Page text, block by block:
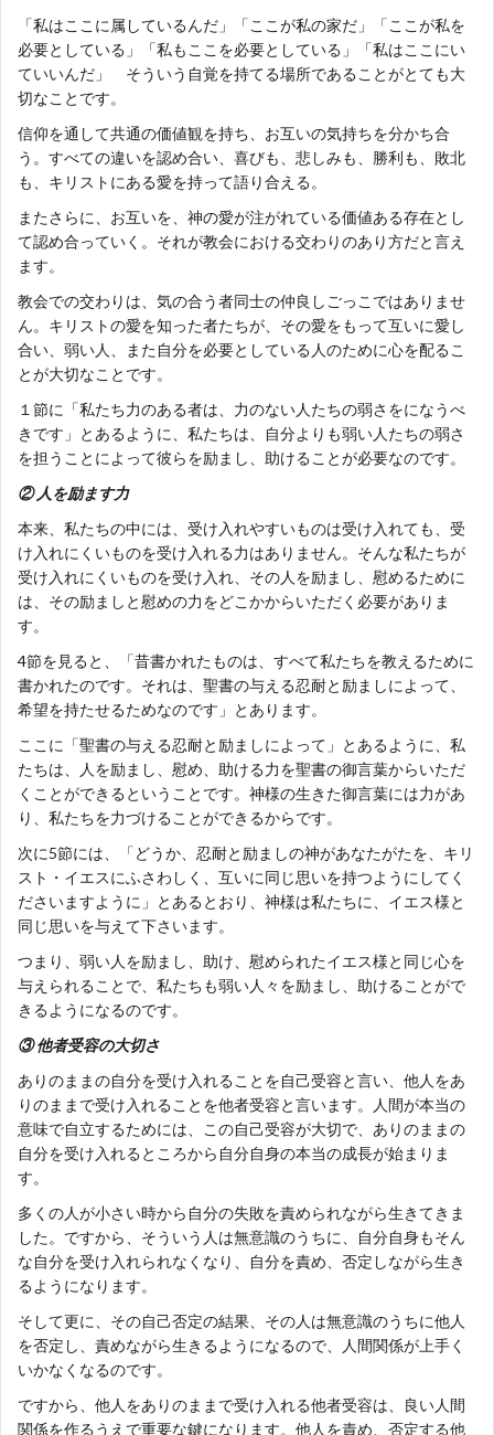
「私はここに属しているんだ」「ここが私の家だ」「ここが私を
必要としている」「私もここを必要としている」「私はここにい
ていいんだ」 そういう自覚を持てる場所であることがとても大
切なことです。
信仰を通して共通の価値観を持ち、お互いの気持ちを分かち合
う。すべての違いを認め合い、喜びも、悲しみも、勝利も、敗北
も、キリストにある愛を持って語り合える。
またさらに、お互いを、神の愛が注がれている価値ある存在とし
て認め合っていく。それが教会における交わりのあり方だと言え
ます。
教会での交わりは、気の合う者同士の仲良しごっこではありませ
ん。キリストの愛を知った者たちが、その愛をもって互いに愛し
合い、弱い人、また自分を必要としている人のために心を配るこ
とが大切なことです。
１節に「私たち力のある者は、力のない人たちの弱さをになうべ
きです」とあるように、私たちは、自分よりも弱い人たちの弱さ
を担うことによって彼らを励まし、助けることが必要なのです。
② 人を励ます力
本来、私たちの中には、受け入れやすいものは受け入れても、受
け入れにくいものを受け入れる力はありません。そんな私たちが
受け入れにくいものを受け入れ、その人を励まし、慰めるために
は、その励ましと慰めの力をどこかからいただく必要がありま
す。
4節を見ると、「昔書かれたものは、すべて私たちを教えるために
書かれたのです。それは、聖書の与える忍耐と励ましによって、
希望を持たせるためなのです」とあります。
ここに「聖書の与える忍耐と励ましによって」とあるように、私
たちは、人を励まし、慰め、助ける力を聖書の御言葉からいただ
くことができるということです。神様の生きた御言葉には力があ
り、私たちを力づけることができるからです。
次に5節には、「どうか、忍耐と励ましの神があなたがたを、キリ
スト・イエスにふさわしく、互いに同じ思いを持つようにしてく
ださいますように」とあるとおり、神様は私たちに、イエス様と
同じ思いを与えて下さいます。
つまり、弱い人を励まし、助け、慰められたイエス様と同じ心を
与えられることで、私たちも弱い人々を励まし、助けることがで
きるようになるのです。
③ 他者受容の大切さ
ありのままの自分を受け入れることを自己受容と言い、他人をあ
りのままで受け入れることを他者受容と言います。人間が本当の
意味で自立するためには、この自己受容が大切で、ありのままの
自分を受け入れるところから自分自身の本当の成長が始まりま
す。
多くの人が小さい時から自分の失敗を責められながら生きてきま
した。ですから、そういう人は無意識のうちに、自分自身もそん
な自分を受け入れられなくなり、自分を責め、否定しながら生き
るようになります。
そして更に、その自己否定の結果、その人は無意識のうちに他人
を否定し、責めながら生きるようになるので、人間関係が上手く
いかなくなるのです。
ですから、他人をありのままで受け入れる他者受容は、良い人間
関係を作るうえで重要な鍵になります。他人を責め、否定する他